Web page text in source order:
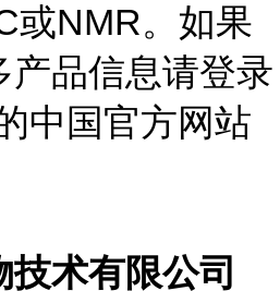
或NMR。如果
产品信息请登录
中国官方网站
术有限公司